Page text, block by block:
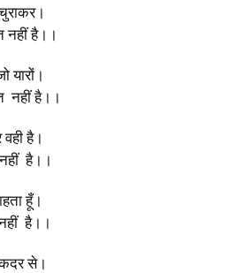
नहीं है।।
यारों।
है।।
है।
है।।
हूँ।
है।।
से।